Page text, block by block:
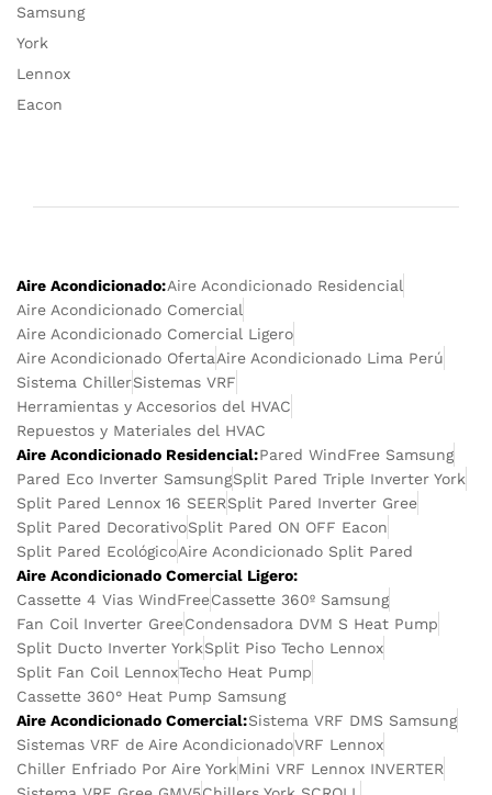
Samsung
York
Lennox
Eacon
Aire Acondicionado:Aire Acondicionado Residencial
Aire Acondicionado Comercial
Aire Acondicionado Comercial Ligero
Aire Acondicionado OfertaAire Acondicionado Lima Perú
Sistema ChillerSistemas VRF
Herramientas y Accesorios del HVAC
Repuestos y Materiales del HVAC
Aire Acondicionado Residencial:Pared WindFree Samsung
Pared Eco Inverter SamsungSplit Pared Triple Inverter York
Split Pared Lennox 16 SEERSplit Pared Inverter Gree
Split Pared DecorativoSplit Pared ON OFF Eacon
Split Pared EcológicoAire Acondicionado Split Pared
Aire Acondicionado Comercial Ligero:
Cassette 4 Vias WindFreeCassette 360º Samsung
Fan Coil Inverter GreeCondensadora DVM S Heat Pump
Split Ducto Inverter YorkSplit Piso Techo Lennox
Split Fan Coil LennoxTecho Heat Pump
Cassette 360° Heat Pump Samsung
Aire Acondicionado Comercial:Sistema VRF DMS Samsung
Sistemas VRF de Aire AcondicionadoVRF Lennox
Chiller Enfriado Por Aire YorkMini VRF Lennox INVERTER